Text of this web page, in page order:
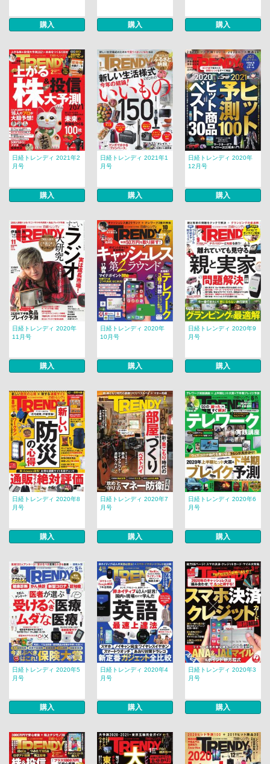
購入 購入 購入
日経トレンディ 2021年2
月号
購入
日経トレンディ 2021年1
月号
購入
日経トレンディ 2020年
12月号
購入
日経トレンディ 2020年
11月号
購入
日経トレンディ 2020年
10月号
購入
日経トレンディ 2020年9
月号
購入
日経トレンディ 2020年8
月号
購入
日経トレンディ 2020年7
月号
購入
日経トレンディ 2020年6
月号
購入
日経トレンディ 2020年5
月号
購入
日経トレンディ 2020年4
月号
購入
日経トレンディ 2020年3
月号
購入